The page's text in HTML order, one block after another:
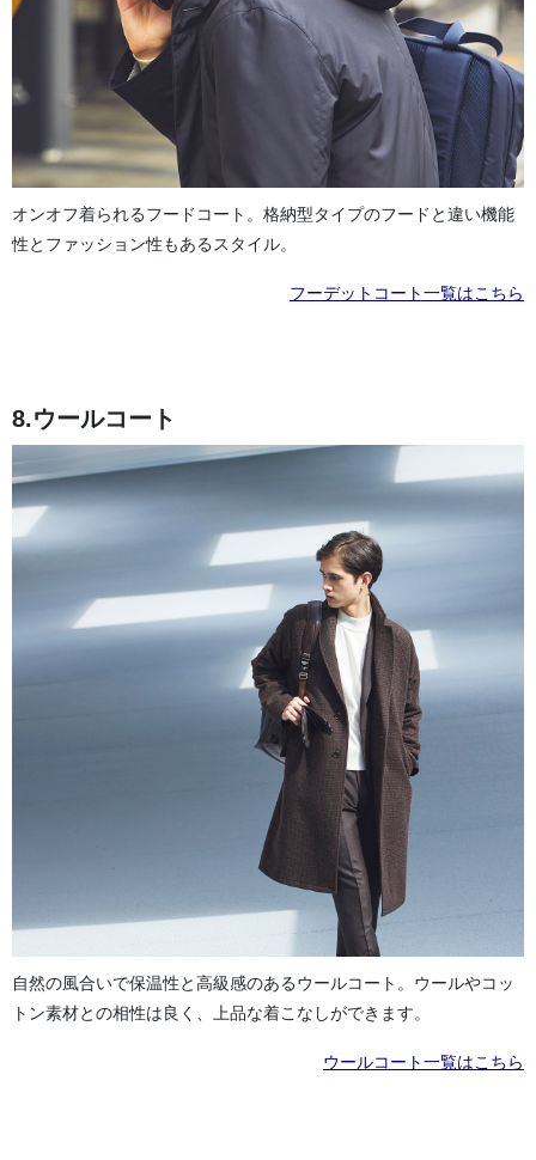
オンオフ着られるフードコート。格納型タイプのフードと違い機能
性とファッション性もあるスタイル。
フーデットコート一覧はこちら
8.ウールコート
自然の風合いで保温性と高級感のあるウールコート。ウールやコッ
トン素材との相性は良く、上品な着こなしができます。
ウールコート一覧はこちら